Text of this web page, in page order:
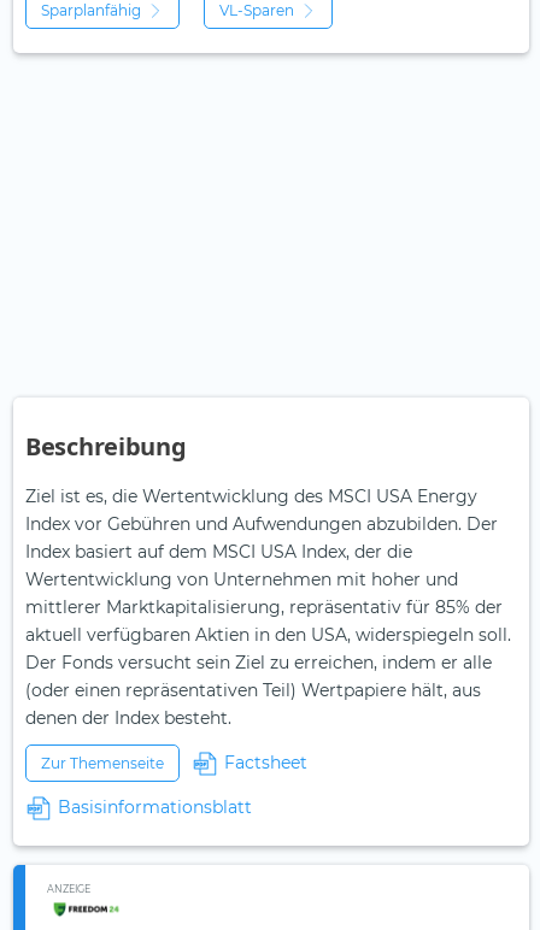
Sparplanfähig VL-Sparen
Beschreibung
Ziel ist es, die Wertentwicklung des MSCI USA Energy
Index vor Gebühren und Aufwendungen abzubilden. Der
Index basiert auf dem MSCI USA Index, der die
Wertentwicklung von Unternehmen mit hoher und
mittlerer Marktkapitalisierung, repräsentativ für 85% der
aktuell verfügbaren Aktien in den USA, widerspiegeln soll.
Der Fonds versucht sein Ziel zu erreichen, indem er alle
(oder einen repräsentativen Teil) Wertpapiere hält, aus
denen der Index besteht.
Zur Themenseite Factsheet
Basisinformationsblatt
ANZEIGE